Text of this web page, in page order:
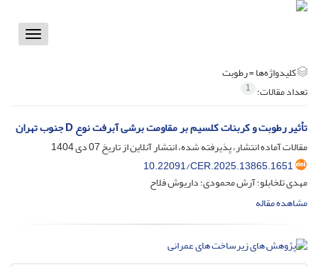
Toggle
کلیدواژه‌ها =رطوبت
تعداد مقالات: 1
تأثیر رطوبت و کربنات کلسیم بر مقاومت برشی آبرفت نوع D جنوب تهران
مقالات آماده انتشار، پذیرفته شده، انتشار آنلاین از تاریخ07 دی 1404
10.22091/CER.2025.13865.1651
مهدی تلخابلو؛ آرش محمودی؛ داریوش فلاح
مشاهده مقاله